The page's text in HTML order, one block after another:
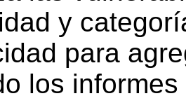
y
para
los